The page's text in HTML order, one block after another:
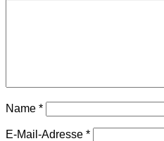
Name *
E-Mail-Adresse *